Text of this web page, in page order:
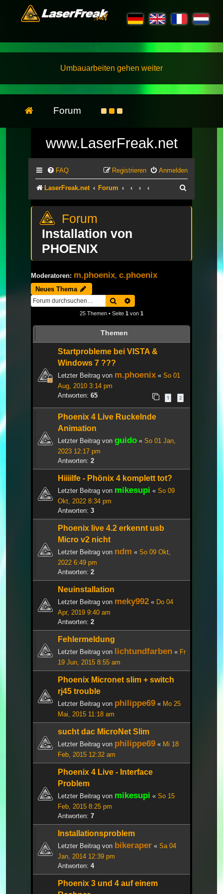
Umbauarbeiten gehen weiter
Forum
www.LaserFreak.net
FAQ Anmelden
Registrieren
LaserFreak.net Forum
Installation von
PHOENIX
Moderatoren: m.phoenix c.phoenix
Neues Thema
Suche
25 Themen • Seite 1 von 1
Themen
Startprobleme bei VISTA &
Windows 7 ???
Letzter Beitrag von m.phoenix « So 01
Aug, 2010 3:14 pm
Antworten: 65 1 2
Phoenix 4 Live Ruckelnde
Animation
Letzter Beitrag von guido « So 01 Jan,
2023 12:17 pm
Antworten: 2
Hiiiilfe - Phönix 4 komplett tot?
Letzter Beitrag von mikesupi « So 09
Okt, 2022 8:34 pm
Antworten: 3
Phoenix live 4.2 erkennt usb
Micro v2 nicht
Letzter Beitrag von ndm « So 09 Okt,
2022 6:49 pm
Antworten: 2
Neuinstallation
Letzter Beitrag von meky992 « Do 04
Apr, 2019 9:40 am
Antworten: 2
Fehlermeldung
Letzter Beitrag von lichtundfarben « Fr
19 Jun, 2015 8:55 am
Phoenix Micronet slim + switch
rj45 trouble
Letzter Beitrag von philippe69 « Mo 25
Mai, 2015 11:18 am
sucht dac MicroNet Slim
Letzter Beitrag von philippe69 « Mi 18
Feb, 2015 12:32 am
Phoenix 4 Live - Interface
Problem
Letzter Beitrag von mikesupi « So 15
Feb, 2015 8:25 pm
Antworten: 7
Installationsproblem
Letzter Beitrag von bikeraper « Sa 04
Jan, 2014 12:39 pm
Antworten: 4
Phoenix 3 und 4 auf einem